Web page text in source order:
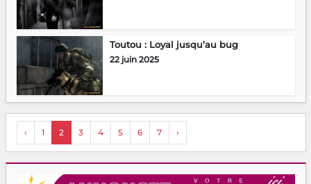
Toutou : Loyal jusqu’au bug
22 juin 2025
‹ 1 2 3 4 5 6 7 ›